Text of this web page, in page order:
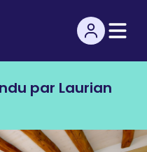
par Laurian